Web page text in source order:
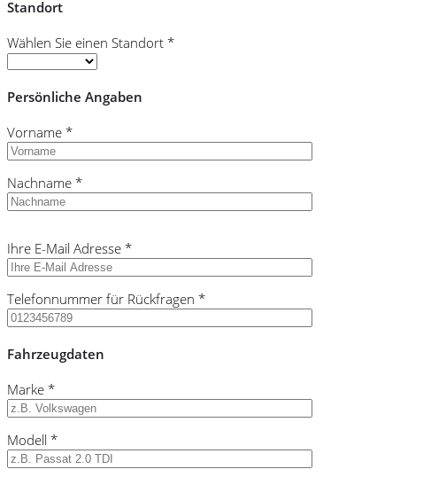
Standort
Wählen Sie einen Standort *
Persönliche Angaben
Vorname *
Nachname *
lasse
dieses
leer.
Ihre E-Mail Adresse *
Telefonnummer für Rückfragen *
Fahrzeugdaten
Marke *
Modell *